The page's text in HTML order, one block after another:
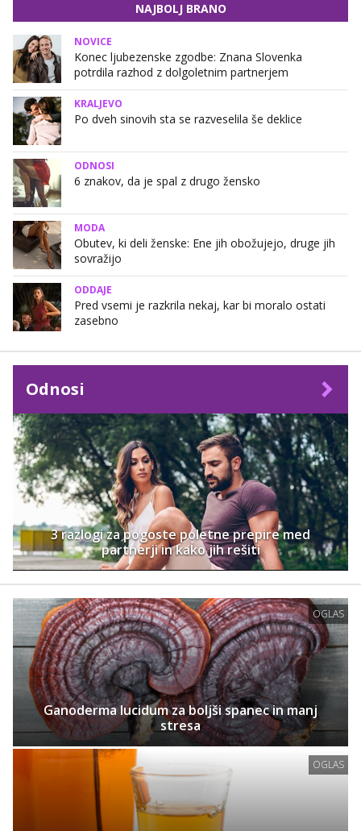
NAJBOLJ BRANO
NOVICE
Konec ljubezenske zgodbe: Znana Slovenka
potrdila razhod z dolgoletnim partnerjem
KRALJEVO
Po dveh sinovih sta se razveselila še deklice
ODNOSI
6 znakov, da je spal z drugo žensko
MODA
Obutev, ki deli ženske: Ene jih obožujejo, druge jih
sovražijo
ODDAJE
Pred vsemi je razkrila nekaj, kar bi moralo ostati
zasebno
Odnosi
3 razlogi za pogoste poletne prepire med
partnerji in kako jih rešiti
OGLAS
Ganoderma lucidum za boljši spanec in manj
stresa
OGLAS